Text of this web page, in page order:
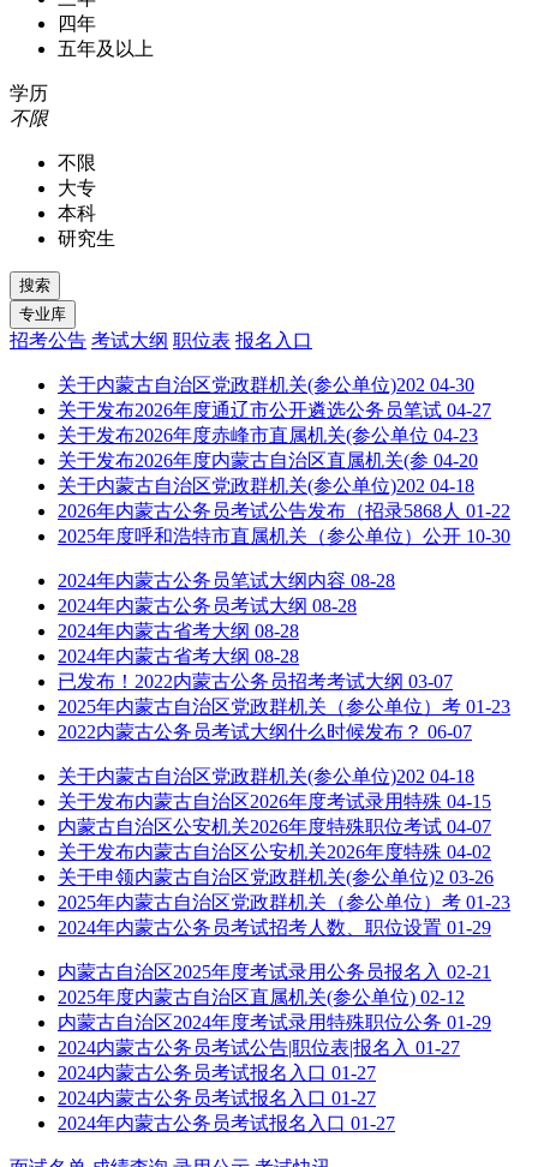
四年
五年及以上
学历
不限
不限
大专
本科
研究生
招考公告 考试大纲 职位表 报名入口
关于内蒙古自治区党政群机关(参公单位)202 04-30
关于发布2026年度通辽市公开遴选公务员笔试 04-27
关于发布2026年度赤峰市直属机关(参公单位 04-23
关于发布2026年度内蒙古自治区直属机关(参 04-20
关于内蒙古自治区党政群机关(参公单位)202 04-18
2026年内蒙古公务员考试公告发布（招录5868人 01-22
2025年度呼和浩特市直属机关（参公单位）公开 10-30
2024年内蒙古公务员笔试大纲内容 08-28
2024年内蒙古公务员考试大纲 08-28
2024年内蒙古省考大纲 08-28
2024年内蒙古省考大纲 08-28
已发布！2022内蒙古公务员招考考试大纲 03-07
2025年内蒙古自治区党政群机关（参公单位）考 01-23
2022内蒙古公务员考试大纲什么时候发布？ 06-07
关于内蒙古自治区党政群机关(参公单位)202 04-18
关于发布内蒙古自治区2026年度考试录用特殊 04-15
内蒙古自治区公安机关2026年度特殊职位考试 04-07
关于发布内蒙古自治区公安机关2026年度特殊 04-02
关于申领内蒙古自治区党政群机关(参公单位)2 03-26
2025年内蒙古自治区党政群机关（参公单位）考 01-23
2024年内蒙古公务员考试招考人数、职位设置 01-29
内蒙古自治区2025年度考试录用公务员报名入 02-21
2025年度内蒙古自治区直属机关(参公单位) 02-12
内蒙古自治区2024年度考试录用特殊职位公务 01-29
2024内蒙古公务员考试公告|职位表|报名入 01-27
2024内蒙古公务员考试报名入口 01-27
2024内蒙古公务员考试报名入口 01-27
2024年内蒙古公务员考试报名入口 01-27